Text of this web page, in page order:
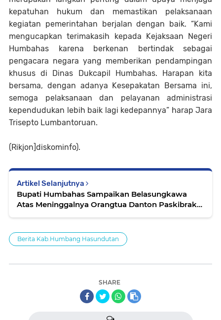
kepatuhan hukum dan memastikan pelaksanaan
kegiatan pemerintahan berjalan dengan baik. “Kami
mengucapkan terimakasih kepada Kejaksaan Negeri
Humbahas karena berkenan bertindak sebagai
pengacara negara yang memberikan pendampingan
khusus di Dinas Dukcapil Humbahas. Harapan kita
bersama, dengan adanya Kesepakatan Bersama ini,
semoga pelaksanaan dan pelayanan administrasi
kependudukan lebih baik lagi kedepannya” harap Jara
Trisepto Lumbantoruan.
(Rikjon]diskominfo).
Artikel Selanjutnya
Bupati Humbahas Sampaikan Belasungkawa
Atas Meninggalnya Orangtua Danton Paskibraka
Berita Kab.Humbang Hasundutan
SHARE